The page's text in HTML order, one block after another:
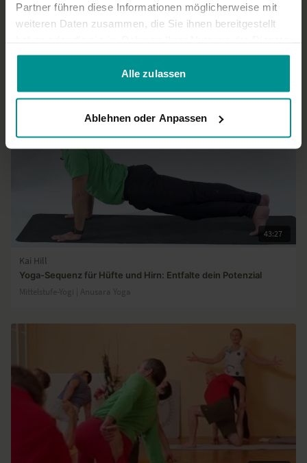
Partner führen diese Informationen möglicherweise mit
weiteren Daten zusammen, die Sie ihnen bereitgestellt
gesammelt haben.
Alle zulassen
Ablehnen oder Anpassen
Mehr laden
43:27
Kai Hill
Yoga-Sequenz für Hüfte und Hirn: Entfalte dein Potenzial
Mittelstufe-Yogi | Anusara Yoga